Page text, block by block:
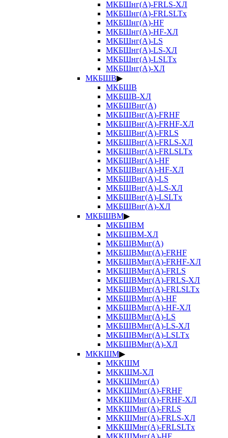
МКБШнг(А)-FRLS-ХЛ
МКБШнг(А)-FRLSLTx
МКБШнг(А)-HF
МКБШнг(А)-HF-ХЛ
МКБШнг(А)-LS
МКБШнг(А)-LS-ХЛ
МКБШнг(А)-LSLTx
МКБШнг(А)-ХЛ
МКБШВ▶
МКБШВ
МКБШВ-ХЛ
МКБШВнг(А)
МКБШВнг(А)-FRHF
МКБШВнг(А)-FRHF-ХЛ
МКБШВнг(А)-FRLS
МКБШВнг(А)-FRLS-ХЛ
МКБШВнг(А)-FRLSLTx
МКБШВнг(А)-HF
МКБШВнг(А)-HF-ХЛ
МКБШВнг(А)-LS
МКБШВнг(А)-LS-ХЛ
МКБШВнг(А)-LSLTx
МКБШВнг(А)-ХЛ
МКБШВМ▶
МКБШВМ
МКБШВМ-ХЛ
МКБШВМнг(А)
МКБШВМнг(А)-FRHF
МКБШВМнг(А)-FRHF-ХЛ
МКБШВМнг(А)-FRLS
МКБШВМнг(А)-FRLS-ХЛ
МКБШВМнг(А)-FRLSLTx
МКБШВМнг(А)-HF
МКБШВМнг(А)-HF-ХЛ
МКБШВМнг(А)-LS
МКБШВМнг(А)-LS-ХЛ
МКБШВМнг(А)-LSLTx
МКБШВМнг(А)-ХЛ
МККШМ▶
МККШМ
МККШМ-ХЛ
МККШМнг(А)
МККШМнг(А)-FRHF
МККШМнг(А)-FRHF-ХЛ
МККШМнг(А)-FRLS
МККШМнг(А)-FRLS-ХЛ
МККШМнг(А)-FRLSLTx
МККШМнг(А)-HF